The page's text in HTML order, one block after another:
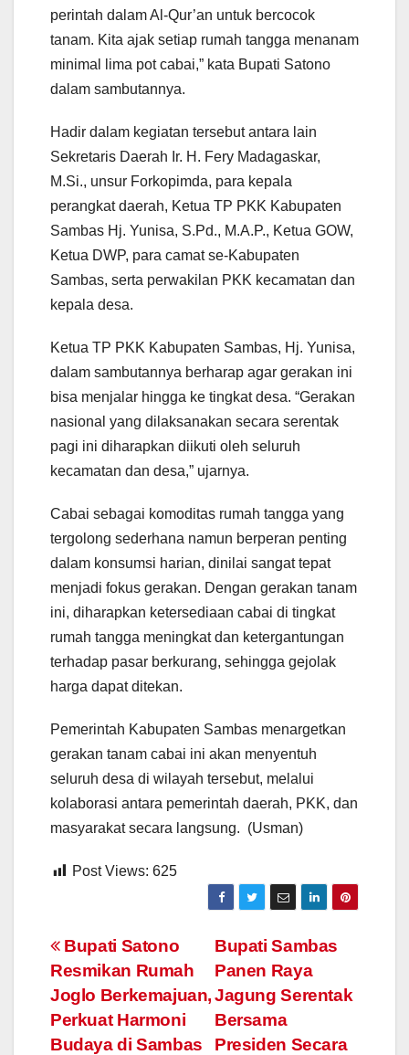
perintah dalam Al-Qur’an untuk bercocok
tanam. Kita ajak setiap rumah tangga menanam
minimal lima pot cabai,” kata Bupati Satono
dalam sambutannya.
Hadir dalam kegiatan tersebut antara lain
Sekretaris Daerah Ir. H. Fery Madagaskar,
M.Si., unsur Forkopimda, para kepala
perangkat daerah, Ketua TP PKK Kabupaten
Sambas Hj. Yunisa, S.Pd., M.A.P., Ketua GOW,
Ketua DWP, para camat se-Kabupaten
Sambas, serta perwakilan PKK kecamatan dan
kepala desa.
Ketua TP PKK Kabupaten Sambas, Hj. Yunisa,
dalam sambutannya berharap agar gerakan ini
bisa menjalar hingga ke tingkat desa. “Gerakan
nasional yang dilaksanakan secara serentak
pagi ini diharapkan diikuti oleh seluruh
kecamatan dan desa,” ujarnya.
Cabai sebagai komoditas rumah tangga yang
tergolong sederhana namun berperan penting
dalam konsumsi harian, dinilai sangat tepat
menjadi fokus gerakan. Dengan gerakan tanam
ini, diharapkan ketersediaan cabai di tingkat
rumah tangga meningkat dan ketergantungan
terhadap pasar berkurang, sehingga gejolak
harga dapat ditekan.
Pemerintah Kabupaten Sambas menargetkan
gerakan tanam cabai ini akan menyentuh
seluruh desa di wilayah tersebut, melalui
kolaborasi antara pemerintah daerah, PKK, dan
masyarakat secara langsung. (Usman)
Post Views: 625
Navigasi
pos
Bupati Sambas
Panen Raya
Jagung Serentak
Bersama
Presiden Secara
Bupati Satono
Resmikan Rumah
Joglo Berkemajuan,
Perkuat Harmoni
Budaya di Sambas